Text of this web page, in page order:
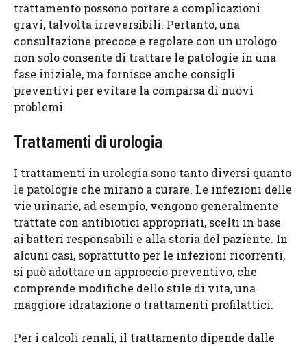
trattamento possono portare a complicazioni
gravi, talvolta irreversibili. Pertanto, una
consultazione precoce e regolare con un urologo
non solo consente di trattare le patologie in una
fase iniziale, ma fornisce anche consigli
preventivi per evitare la comparsa di nuovi
problemi.
Trattamenti di urologia
I trattamenti in urologia sono tanto diversi quanto
le patologie che mirano a curare. Le infezioni delle
vie urinarie, ad esempio, vengono generalmente
trattate con antibiotici appropriati, scelti in base
ai batteri responsabili e alla storia del paziente. In
alcuni casi, soprattutto per le infezioni ricorrenti,
si può adottare un approccio preventivo, che
comprende modifiche dello stile di vita, una
maggiore idratazione o trattamenti profilattici.
Per i calcoli renali, il trattamento dipende dalle